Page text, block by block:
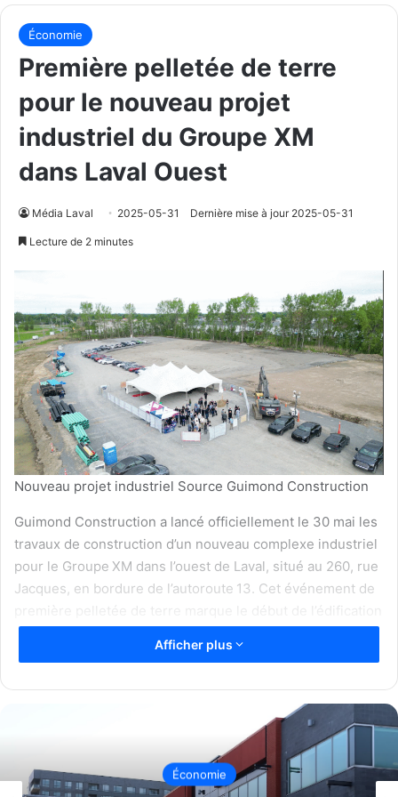
Économie
Première pelletée de terre
pour le nouveau projet
industriel du Groupe XM
dans Laval Ouest
Média Laval 2025-05-31 Dernière mise à jour 2025-05-31
Lecture de 2 minutes
Nouveau projet industriel Source Guimond Construction
Guimond Construction a lancé officiellement le 30 mai les
travaux de construction d’un nouveau complexe industriel
pour le Groupe XM dans l’ouest de Laval, situé au 260, rue
Jacques, en bordure de l’autoroute 13. Cet événement de
première pelletée de terre marque le début de l’édification
d’un bâtiment moderne de plus de 187 000 pi² divisé en
deux suites : l’une est réservée à l’entreprise Randmar,
Un secteur stratégique, un
bâtiment sur mesure
Afficher plus
Économie